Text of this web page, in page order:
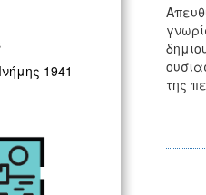
1941
της